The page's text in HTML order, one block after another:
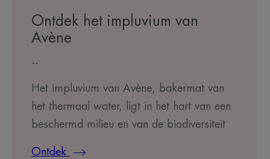
Ontdek het impluvium van
Avène
--
Het impluvium van Avène, bakermat van
het thermaal water, ligt in het hart van een
beschermd milieu en van de biodiversiteit
Ontdek